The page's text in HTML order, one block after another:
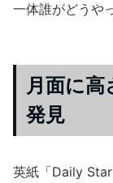
一体誰がどうや
月面に
発見
英紙「Daily Star